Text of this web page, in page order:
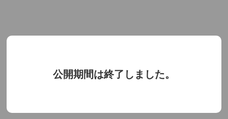
公開期間は終了しました。